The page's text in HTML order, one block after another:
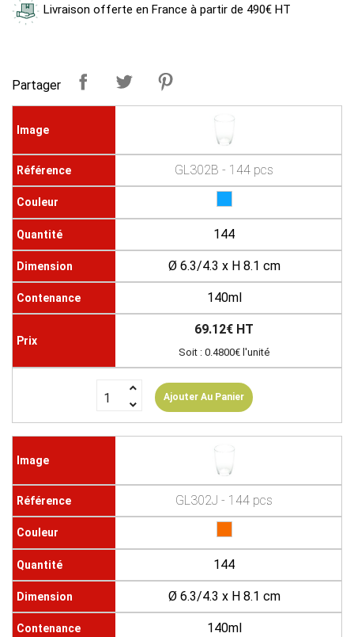
Livraison offerte en France à partir de 490€ HT
Partager
GL302B - 144 pcs
144
Ø 6.3/4.3 x H 8.1 cm
140ml
69.12€ HT
Soit : 0.4800€ l'unité
Ajouter Au Panier
GL302J - 144 pcs
144
Ø 6.3/4.3 x H 8.1 cm
140ml